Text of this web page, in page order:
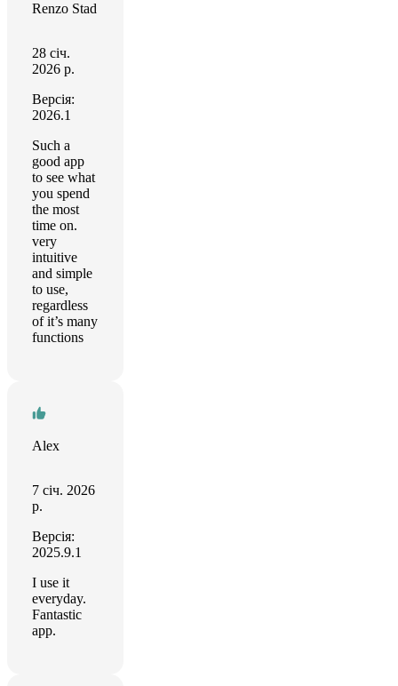
Renzo Stad
28 січ.
2026 р.
Версія:
2026.1
Such a
good app
to see what
you spend
the most
time on.
very
intuitive
and simple
to use,
regardless
of it’s many
functions
Alex
7 січ. 2026
р.
Версія:
2025.9.1
I use it
everyday.
Fantastic
app.